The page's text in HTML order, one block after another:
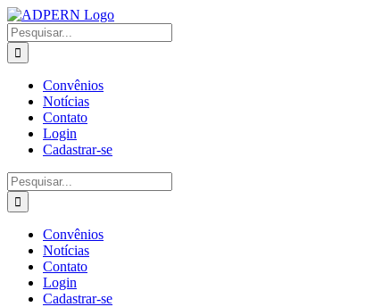
Ir
para
o
conteúdo
Facebook
Twitter
Instagram
Pinterest
Buscar
resultados
para:
Convênios
Notícias
Contato
Login
Cadastrar-se
Buscar
resultados
para:
Convênios
Notícias
Contato
Login
Cadastrar-se